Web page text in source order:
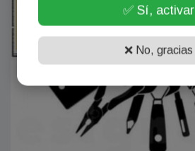
✅ Sí, activar
❌ No, gracias